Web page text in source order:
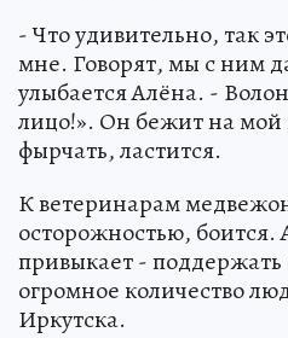
- Что удивительно, так
мне. Говорят, мы с ним
улыбается Алёна. -
лицо!». Он бежит на мой
фырчать, ластится.
К ветеринарам
осторожностью, боится.
привыкает - поддержать
огромное количество
Иркутска.